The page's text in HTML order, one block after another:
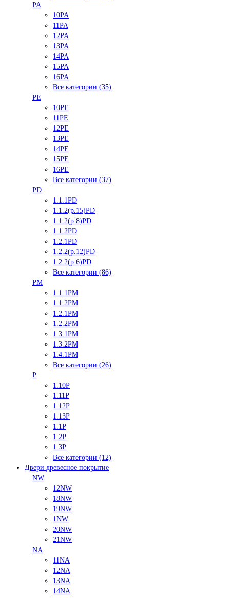
PA
10PA
11PA
12PA
13PA
14PA
15PA
16PA
Все категории (35)
PE
10PE
11PE
12PE
13PE
14PE
15PE
16PE
Все категории (37)
PD
1.1.1PD
1.1.2(р.15)PD
1.1.2(р.8)PD
1.1.2PD
1.2.1PD
1.2.2(р.12)PD
1.2.2(р.6)PD
Все категории (86)
PM
1.1.1PM
1.1.2PM
1.2.1PM
1.2.2PM
1.3.1PM
1.3.2PM
1.4.1PM
Все категории (26)
P
1.10P
1.11P
1.12P
1.13P
1.1P
1.2P
1.3P
Все категории (12)
Двери древесное покрытие
NW
12NW
18NW
19NW
1NW
20NW
21NW
NA
11NA
12NA
13NA
14NA